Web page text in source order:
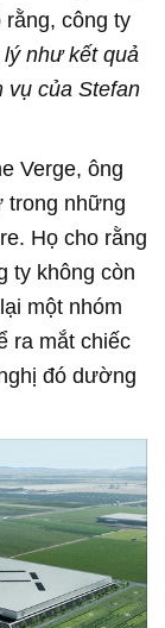
rằng, công ty
như kết quả
vụ của Stefan
Verge, ông
trong những
Họ cho rằng
ty không còn
một nhóm
ra mắt chiếc
đó dường